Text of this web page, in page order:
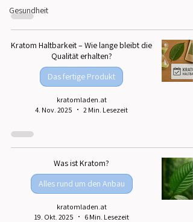
Gesundheit
Kratom Haltbarkeit – Wie lange bleibt die
Qualität erhalten?
Das fertige Produkt
kratomladen.at
4. Nov. 2025
2 Min. Lesezeit
Was ist Kratom?
Alles rund um den Anbau
kratomladen.at
19. Okt. 2025
6 Min. Lesezeit